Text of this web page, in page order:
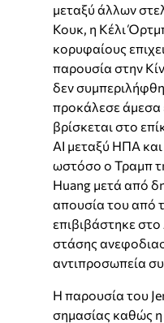
μεταξύ άλλων
Κουκ, η Κέλι
κορυφαίους
παρουσία στην
δεν
προκάλεσε άμεσα
βρίσκεται στο
AI μεταξύ ΗΠΑ
ωστόσο ο Τραμπ
Huang μετά από
απουσία του από
επιβιβάστηκε
στάσης
αντιπροσωπεία
Η παρουσία του
σημασίας καθώς η